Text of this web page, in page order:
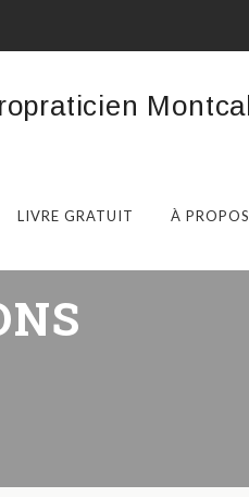
LIVRE GRATUIT À PROPOS